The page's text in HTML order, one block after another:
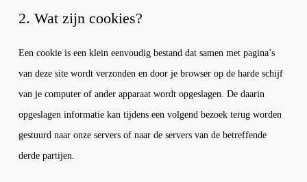
2. Wat zijn cookies?
Een cookie is een klein eenvoudig bestand dat samen met pagina’s
van deze site wordt verzonden en door je browser op de harde schijf
van je computer of ander apparaat wordt opgeslagen. De daarin
opgeslagen informatie kan tijdens een volgend bezoek terug worden
gestuurd naar onze servers of naar de servers van de betreffende
derde partijen.